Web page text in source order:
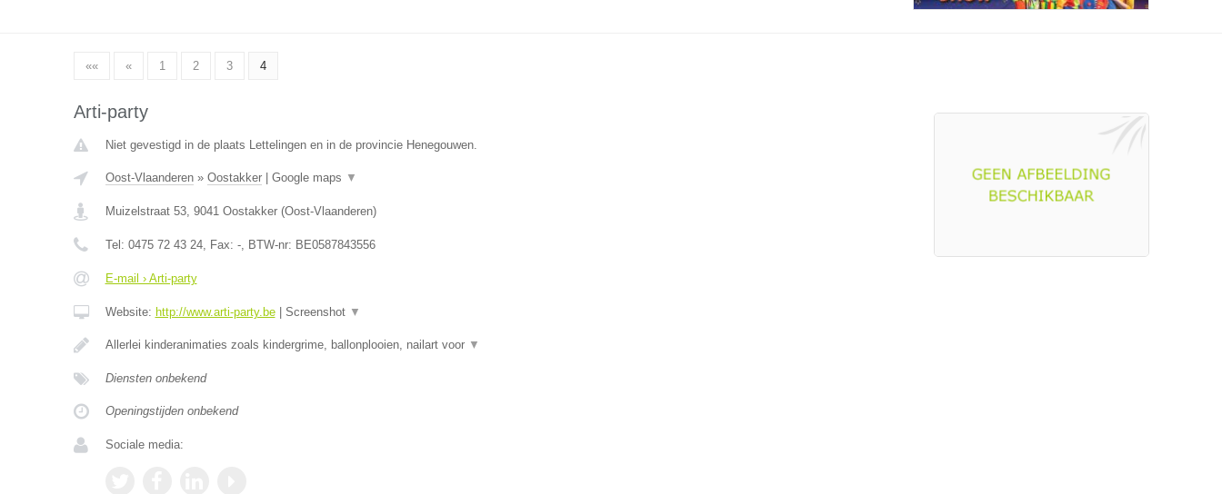
«« « 1 2 3 4
Arti-party
Niet gevestigd in de plaats Lettelingen en in de provincie Henegouwen.
Oost-Vlaanderen» Oostakker| Google maps ▼
Muizelstraat 53, 9041 Oostakker(Oost-Vlaanderen)
Tel: 0475 72 43 24, Fax: -, BTW-nr: BE0587843556
E-mail › Arti-party
Website: http://www.arti-party.be| Screenshot ▼
Allerlei kinderanimaties zoals kindergrime, ballonplooien, nailart voor ▼
Diensten onbekend
Openingstijden onbekend
Sociale media: